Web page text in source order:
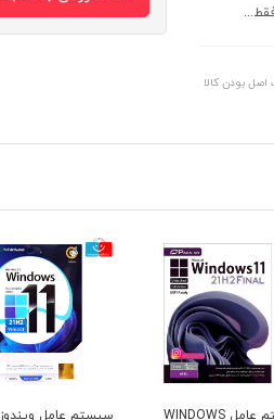
بودن کالا
سیستم عامل WINDOWS
سیستم عامل ویندوز